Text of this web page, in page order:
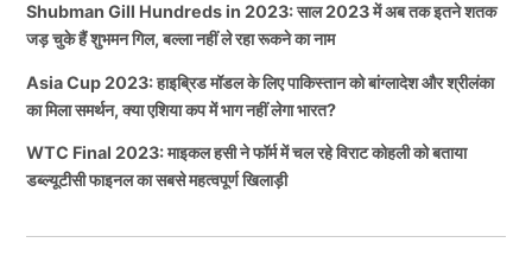
Shubman Gill Hundreds in 2023: साल 2023 में अब तक इतने शतक
जड़ चुके हैं शुभमन गिल, बल्ला नहीं ले रहा रूकने का नाम
Asia Cup 2023: हाइब्रिड मॉडल के लिए पाकिस्तान को बांग्लादेश और श्रीलंका
का मिला समर्थन, क्या एशिया कप में भाग नहीं लेगा भारत?
WTC Final 2023: माइकल हसी ने फॉर्म में चल रहे विराट कोहली को बताया
डब्ल्यूटीसी फाइनल का सबसे महत्वपूर्ण खिलाड़ी